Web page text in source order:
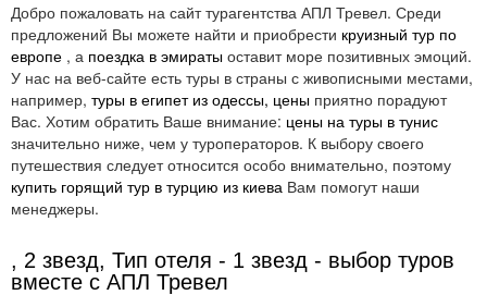
Добро пожаловать на сайт турагентства АПЛ Тревел. Среди
предложений Вы можете найти и приобрести круизный тур по
европе , а поездка в эмираты оставит море позитивных эмоций.
У нас на веб-сайте есть туры в страны с живописными местами,
например, туры в египет из одессы, цены приятно порадуют
Вас. Хотим обратить Ваше внимание: цены на туры в тунис
значительно ниже, чем у туроператоров. К выбору своего
путешествия следует относится особо внимательно, поэтому
купить горящий тур в турцию из киева Вам помогут наши
менеджеры.
, 2 звезд, Тип отеля - 1 звезд - выбор туров
вместе с АПЛ Тревел